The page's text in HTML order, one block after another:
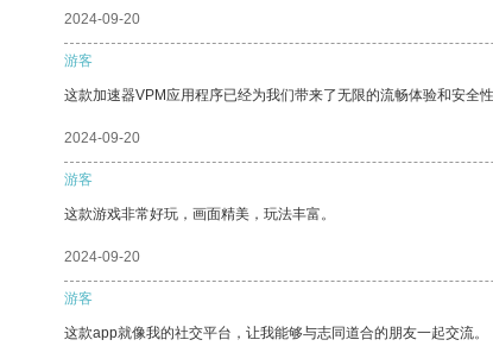
2024-09-20
游客
这款加速器VPM应用程序已经为我们带来了无限的流畅体验和安全性
2024-09-20
游客
这款游戏非常好玩，画面精美，玩法丰富。
2024-09-20
游客
这款app就像我的社交平台，让我能够与志同道合的朋友一起交流。